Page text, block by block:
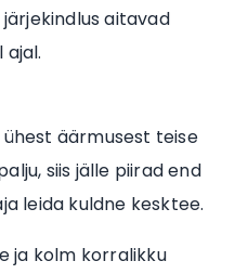
aitavad
ajal.
äärmusest teise
siis jälle piirad end
leida kuldne kesktee.
ja kolm korralikku